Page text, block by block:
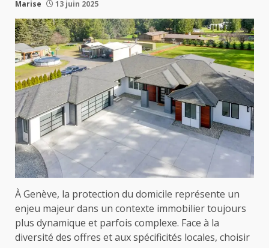
Marise 13 juin 2025
À Genève, la protection du domicile représente un
enjeu majeur dans un contexte immobilier toujours
plus dynamique et parfois complexe. Face à la
diversité des offres et aux spécificités locales, choisir